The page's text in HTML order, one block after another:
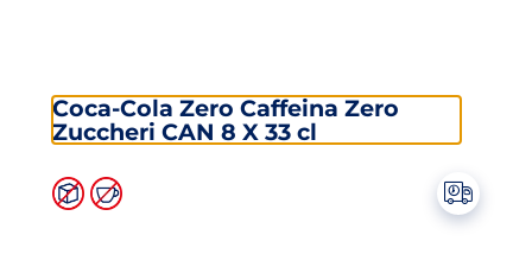
Coca-Cola Zero Caffeina Zero
Zuccheri CAN 8 X 33 cl